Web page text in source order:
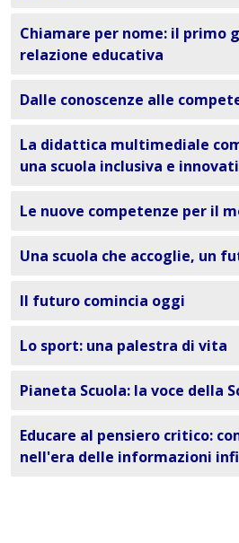
Chiamare per nome: il primo
relazione educativa
Dalle conoscenze alle
La didattica multimediale
una scuola inclusiva e
Le nuove competenze per il
Una scuola che accoglie, un
Il futuro comincia oggi
Lo sport: una palestra di vita
Pianeta Scuola: la voce della
Educare al pensiero critico:
nell'era delle informazioni